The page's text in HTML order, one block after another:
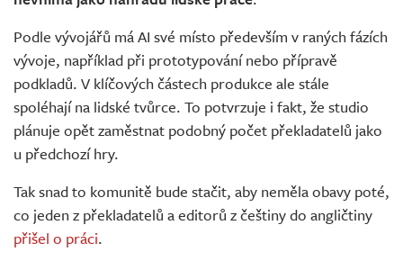
Podle vývojářů má AI své místo především v raných fázích
vývoje, například při prototypování nebo přípravě
podkladů. V klíčových částech produkce ale stále
spoléhají na lidské tvůrce. To potvrzuje i fakt, že studio
plánuje opět zaměstnat podobný počet překladatelů jako
u předchozí hry.
Tak snad to komunitě bude stačit, aby neměla obavy poté,
co jeden z překladatelů a editorů z češtiny do angličtiny
přišel o práci.